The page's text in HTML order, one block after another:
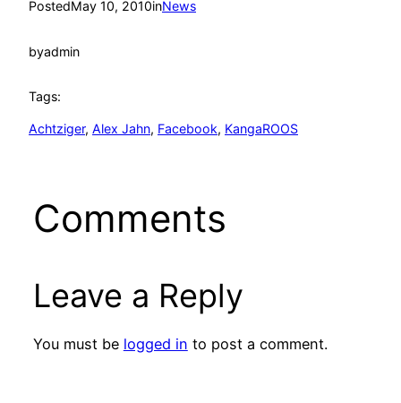
PostedMay 10, 2010inNews
byadmin
Tags:
Achtziger, Alex Jahn, Facebook, KangaROOS
Comments
Leave a Reply
You must be logged in to post a comment.